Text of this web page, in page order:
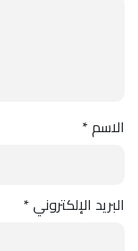
الاسم*
البريد الإلكتروني*